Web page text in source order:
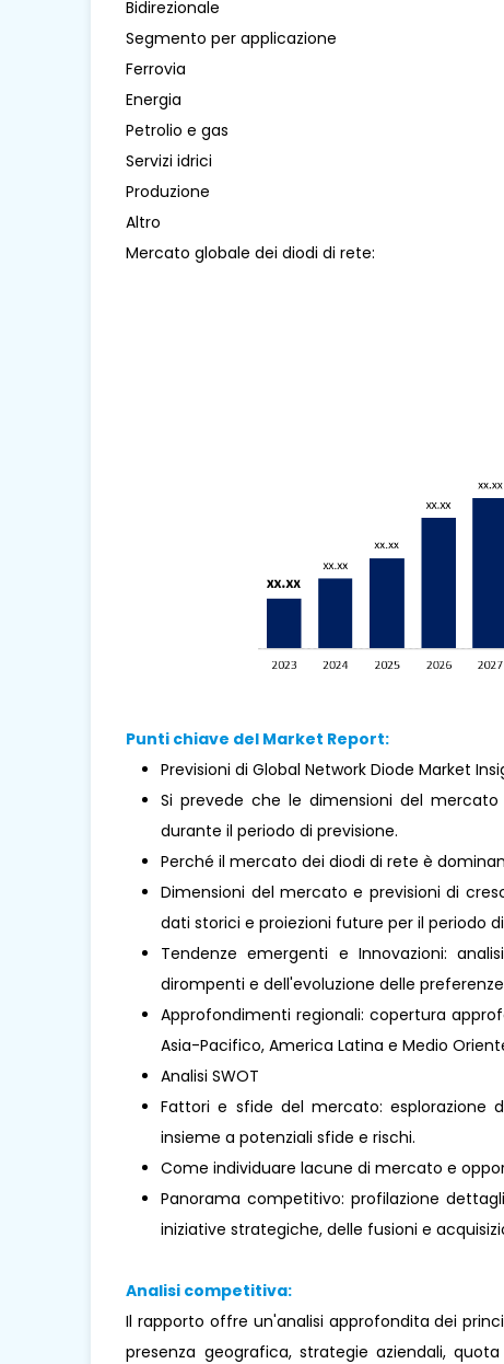
Bidirezionale
Segmento per applicazione
Ferrovia
Energia
Petrolio e gas
Servizi idrici
Produzione
Altro
Mercato globale dei diodi di rete:
Punti chiave del Market Report:
Previsioni di Global Network Diode Market
Si prevede che le dimensioni del
durante il periodo di previsione.
Perché il mercato dei diodi di rete è
Dimensioni del mercato e previsioni di
dati storici e proiezioni future per il periodo
Tendenze emergenti e Innovazioni:
dirompenti e dell'evoluzione delle
Approfondimenti regionali: copertura
Asia-Pacifico, America Latina e Medio
Analisi SWOT
Fattori e sfide del mercato:
insieme a potenziali sfide e rischi.
Come individuare lacune di mercato e
Panorama competitivo: profilazione
iniziative strategiche, delle fusioni e
Analisi competitiva:
Il rapporto offre un'analisi approfondita dei
presenza geografica, strategie aziendali,